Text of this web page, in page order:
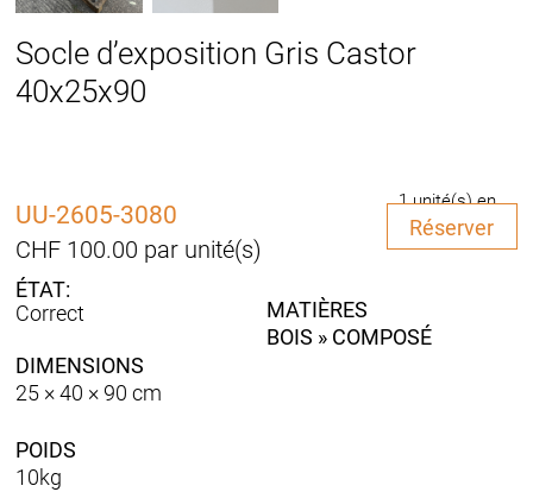
Socle d’exposition Gris Castor
40x25x90
UU-2605-3080
1 unité(s) en
stock
CHF 100.00 par unité(s)
MATIÈRES
BOIS » COMPOSÉ
Correct
DIMENSIONS
25 × 40 × 90 cm
POIDS
10kg
d'exposition
Gris
Castor
Réserver